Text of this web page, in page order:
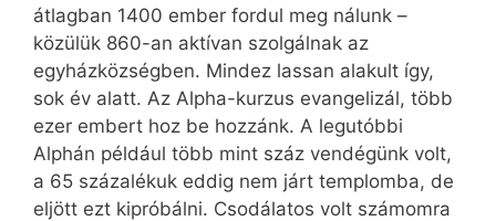
átlagban 1400 ember fordul meg nálunk –
közülük 860-an aktívan szolgálnak az
egyházközségben. Mindez lassan alakult így,
sok év alatt. Az Alpha-kurzus evangelizál, több
ezer embert hoz be hozzánk. A legutóbbi
Alphán például több mint száz vendégünk volt,
a 65 százalékuk eddig nem járt templomba, de
eljött ezt kipróbálni. Csodálatos volt számomra